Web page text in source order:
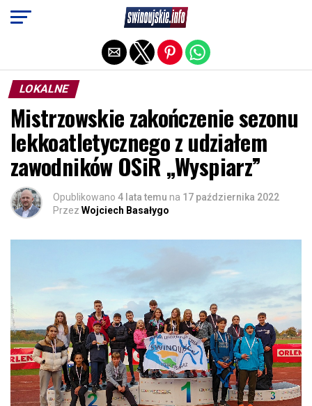
LOKALNE
Mistrzowskie zakończenie sezonu
lekkoatletycznego z udziałem
zawodników OSiR „Wyspiarz”
Opublikowano 4 lata temu na 17 października 2022
Przez Wojciech Basałygo
Exit mobile version